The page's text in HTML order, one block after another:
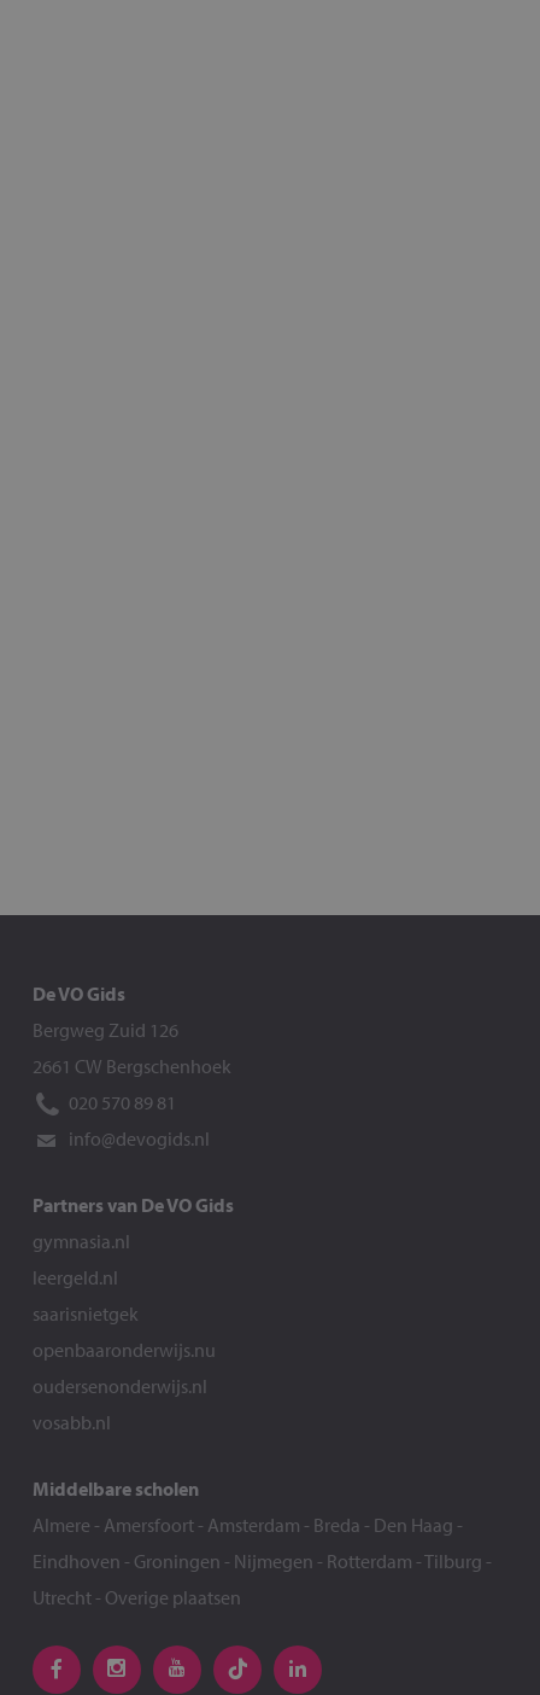
De VO Gids
Bergweg Zuid 126
2661 CW Bergschenhoek
020 570 89 81
info@devogids.nl
Partners van De VO Gids
gymnasia.nl
leergeld.nl
saarisnietgek
openbaaronderwijs.nu
oudersenonderwijs.nl
vosabb.nl
Middelbare scholen
Almere - Amersfoort- Amsterdam - Breda - Den Haag -
Eindhoven - Groningen - Nijmegen - Rotterdam -Tilburg -
Utrecht- Overige plaatsen